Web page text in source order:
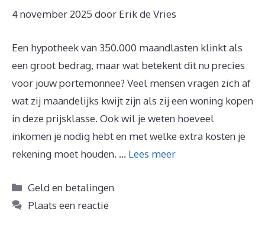
4 november 2025 door Erik de Vries
Een hypotheek van 350.000 maandlasten klinkt als
een groot bedrag, maar wat betekent dit nu precies
voor jouw portemonnee? Veel mensen vragen zich af
wat zij maandelijks kwijt zijn als zij een woning kopen
in deze prijsklasse. Ook wil je weten hoeveel
inkomen je nodig hebt en met welke extra kosten je
rekening moet houden. … Lees meer
Categorieën
Geld en betalingen
Plaats een reactie